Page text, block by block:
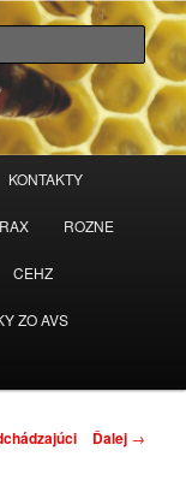
KONTAKTY
ROZNE
CEHZ
ZO AVS
Ďalej →